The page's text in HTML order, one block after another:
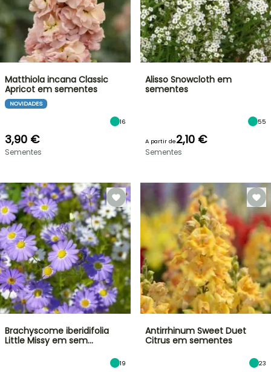
Matthiola incana Classic
Apricot em sementes
NOVIDADES
16
3,90 €
Sementes
Alisso Snowcloth em
sementes
55
A partir de2,10 €
Sementes
Brachyscome iberidifolia
Little Missy em sem…
19
Antirrhinum Sweet Duet
Citrus em sementes
23